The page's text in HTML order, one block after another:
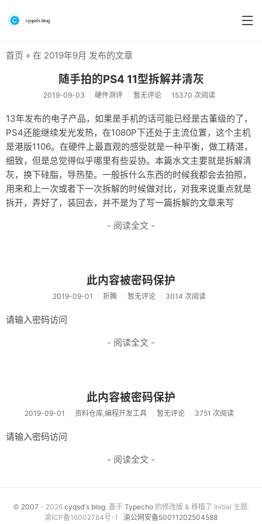
分类
系统&系统工具
硬件测评
软件
折腾
手机
前端
资料仓库
废话
友情链接
首页 » 在 2019年9月 发布的文章
随手拍的PS4 11型拆解并清灰
2019-09-03 硬件测评 暂无评论 15370 次阅读
13年发布的电子产品，如果是手机的话可能已经是古董级的了，
PS4还能继续发光发热，在1080P下还处于主流位置，这个主机
是港版1106。在硬件上最直观的感受就是一种平衡，做工精湛，
细致，但是总觉得似乎哪里有些妥协。本篇水文主要就是拆解清
灰，换下硅脂，导热垫。一般拆什么东西的时候我都会去拍照，
用来和上一次或者下一次拆解的时候做对比，对我来说重点就是
拆开，弄好了，装回去，并不是为了写一篇拆解的文章来写
- 阅读全文 -
此内容被密码保护
2019-09-01 折腾 暂无评论 3014 次阅读
请输入密码访问
- 阅读全文 -
此内容被密码保护
2019-09-01 资料仓库,编程开发工具 暂无评论 3751 次阅读
请输入密码访问
- 阅读全文 -
© 2007 - 2026 cyqsd's blog. 基于 Typecho 的修改版 & 移植了 Initial 主题.
渝ICP备16002784号-1
渝公网安备50011202504588